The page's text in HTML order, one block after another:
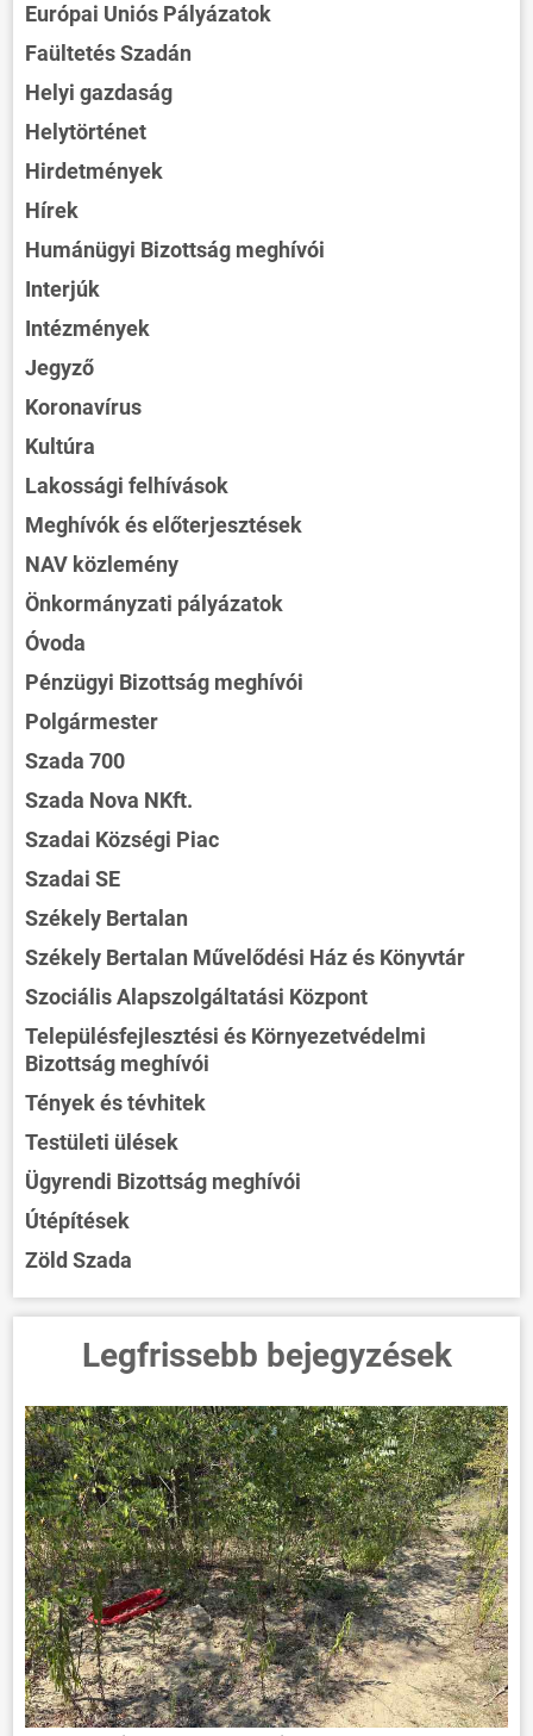
Európai Uniós Pályázatok
Faültetés Szadán
Helyi gazdaság
Helytörténet
Hirdetmények
Hírek
Humánügyi Bizottság meghívói
Interjúk
Intézmények
Jegyző
Koronavírus
Kultúra
Lakossági felhívások
Meghívók és előterjesztések
NAV közlemény
Önkormányzati pályázatok
Óvoda
Pénzügyi Bizottság meghívói
Polgármester
Szada 700
Szada Nova NKft.
Szadai Községi Piac
Szadai SE
Székely Bertalan
Székely Bertalan Művelődési Ház és Könyvtár
Szociális Alapszolgáltatási Központ
Településfejlesztési és Környezetvédelmi
Bizottság meghívói
Tények és tévhitek
Testületi ülések
Ügyrendi Bizottság meghívói
Útépítések
Zöld Szada
Legfrissebb bejegyzések